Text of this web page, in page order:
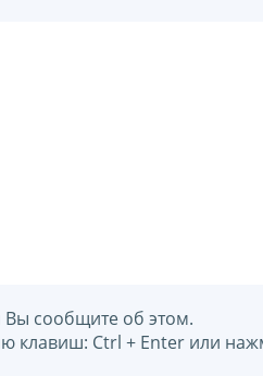
Вы сообщите об этом.
клавиш: Ctrl + Enter или